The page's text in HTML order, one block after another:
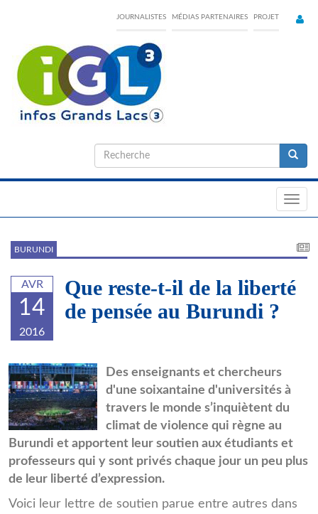
content
JOURNALISTES MÉDIAS PARTENAIRES PROJET
Formulaire
de
BURUNDI
AVR
14
2016
Que reste-t-il de la liberté
de pensée au Burundi ?
images.jpg
Des enseignants et chercheurs
d'une soixantaine d'universités à
travers le monde s’inquiètent du
climat de violence qui règne au
Burundi et apportent leur soutien aux étudiants et
professeurs qui y sont privés chaque jour un peu plus
de leur liberté d’expression.
Voici leur lettre de soutien parue entre autres dans